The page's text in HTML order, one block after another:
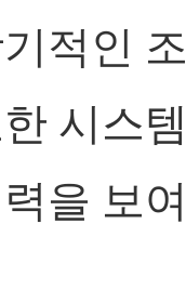
적인
시스
을 보